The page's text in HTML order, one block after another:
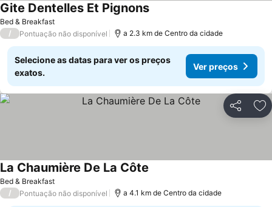
Bed & Breakfast
Gite Dentelles Et PignonsVer preços
/ Pontuação não disponível a 2.3 km de Centro da cidade
Selecione as datas para ver os preços
exatos.
Ver preços
Partilhar
Bed & Breakfast
La Chaumière De La Côte
/ Pontuação não disponível a 4.1 km de Centro da cidade